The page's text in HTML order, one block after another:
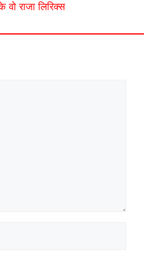
वो राजा लिरिक्स